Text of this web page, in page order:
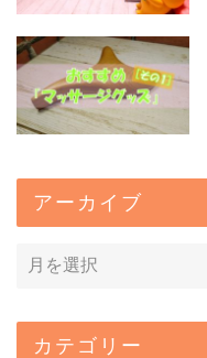
アーカイブ
カテゴリー